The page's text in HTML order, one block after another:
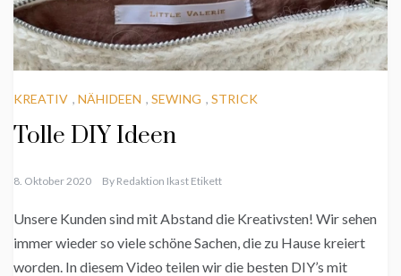
KREATIV , NÄHIDEEN , SEWING , STRICK
Tolle DIY Ideen
8. Oktober 2020 By Redaktion Ikast Etikett
Unsere Kunden sind mit Abstand die Kreativsten! Wir sehen
immer wieder so viele schöne Sachen, die zu Hause kreiert
worden. In diesem Video teilen wir die besten DIY’s mit